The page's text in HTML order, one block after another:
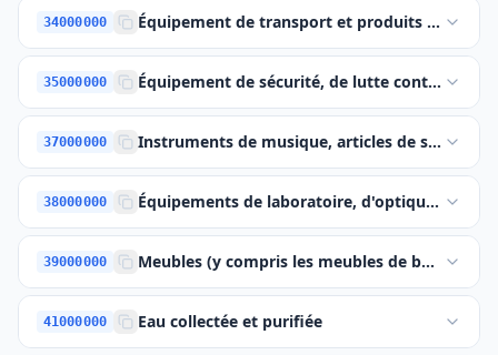
34000000 Équipement de transport et produits
35000000 Équipement de sécurité, de lutte contre
37000000 Instruments de musique, articles de sport,
38000000 Équipements de laboratoire, d'optique et de
39000000 Meubles (y compris les meubles de bureau),
41000000 Eau collectée et purifiée